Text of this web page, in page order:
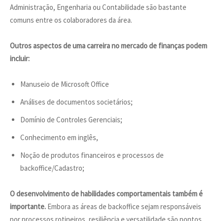
Administração, Engenharia ou Contabilidade são bastante
comuns entre os colaboradores da área.
Outros aspectos de uma carreira no mercado de finanças podem
incluir:
Manuseio de Microsoft Office
Análises de documentos societários;
Domínio de Controles Gerenciais;
Conhecimento em inglês,
Noção de produtos financeiros e processos de
backoffice/Cadastro;
O desenvolvimento de habilidades comportamentais também é
importante. Embora as áreas de backoffice sejam responsáveis